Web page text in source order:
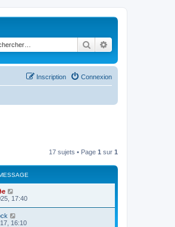
Rechercher
Connexion
Inscription
17 sujets • Page 1 sur 1
17:40
16:10